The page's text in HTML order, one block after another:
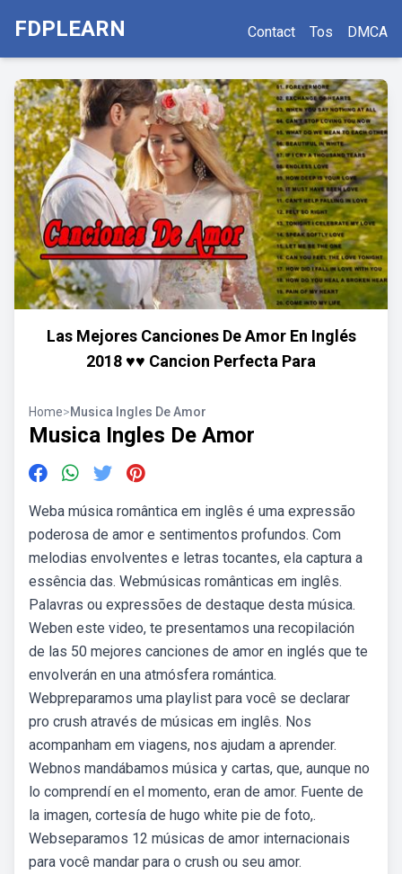
FDPLEARN Contact Tos DMCA
Las Mejores Canciones De Amor En Inglés
2018 ♥♥ Cancion Perfecta Para
Home>Musica Ingles De Amor
Musica Ingles De Amor
Weba música romântica em inglês é uma expressão
poderosa de amor e sentimentos profundos. Com
melodias envolventes e letras tocantes, ela captura a
essência das. Webmúsicas românticas em inglês.
Palavras ou expressões de destaque desta música.
Weben este video, te presentamos una recopilación
de las 50 mejores canciones de amor en inglés que te
envolverán en una atmósfera romántica.
Webpreparamos uma playlist para você se declarar
pro crush através de músicas em inglês. Nos
acompanham em viagens, nos ajudam a aprender.
Webnos mandábamos música y cartas, que, aunque no
lo comprendí en el momento, eran de amor. Fuente de
la imagen, cortesía de hugo white pie de foto,.
Webseparamos 12 músicas de amor internacionais
para você mandar para o crush ou seu amor.